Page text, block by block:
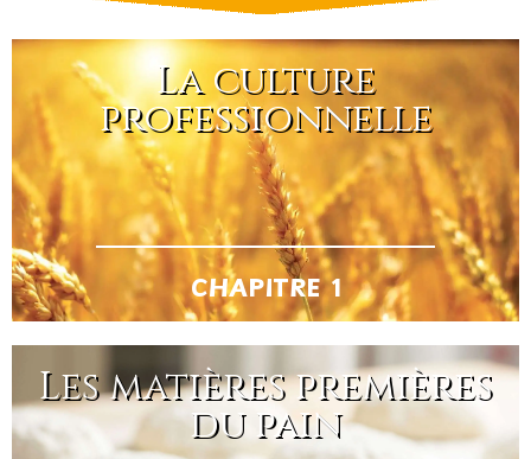
La culture
professionnelle
CHAPITRE 1
Les matières premières
du pain